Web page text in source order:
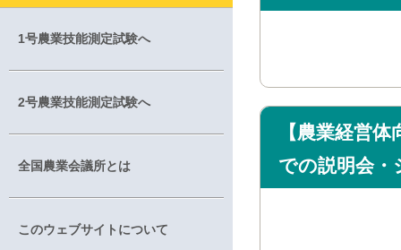
【農業経営
での説明会
1号農業技能測定試験へ
2号農業技能測定試験へ
全国農業会議所とは
このウェブサイトについて